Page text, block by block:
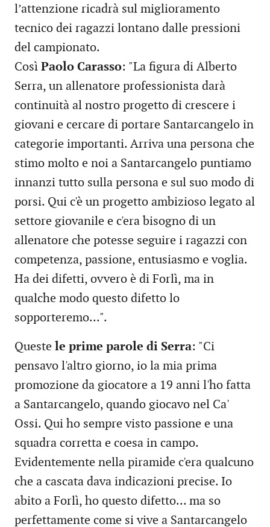
l’attenzione ricadrà sul miglioramento
tecnico dei ragazzi lontano dalle pressioni
del campionato.
Così Paolo Carasso: "La figura di Alberto
Serra, un allenatore professionista darà
continuità al nostro progetto di crescere i
giovani e cercare di portare Santarcangelo in
categorie importanti. Arriva una persona che
stimo molto e noi a Santarcangelo puntiamo
innanzi tutto sulla persona e sul suo modo di
porsi. Qui c'è un progetto ambizioso legato al
settore giovanile e c'era bisogno di un
allenatore che potesse seguire i ragazzi con
competenza, passione, entusiasmo e voglia.
Ha dei difetti, ovvero è di Forlì, ma in
qualche modo questo difetto lo
sopporteremo...".
Queste le prime parole di Serra: "Ci
pensavo l'altro giorno, io la mia prima
promozione da giocatore a 19 anni l'ho fatta
a Santarcangelo, quando giocavo nel Ca'
Ossi. Qui ho sempre visto passione e una
squadra corretta e coesa in campo.
Evidentemente nella piramide c'era qualcuno
che a cascata dava indicazioni precise. Io
abito a Forlì, ho questo difetto... ma so
perfettamente come si vive a Santarcangelo